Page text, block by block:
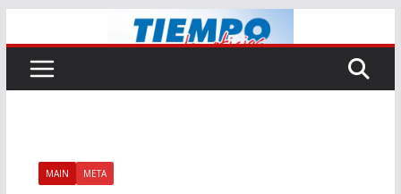
al
contenido
MAIN META